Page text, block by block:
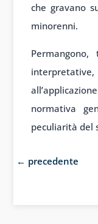
che gravano
minorenni.
normativa
peculiarità del
← precedente